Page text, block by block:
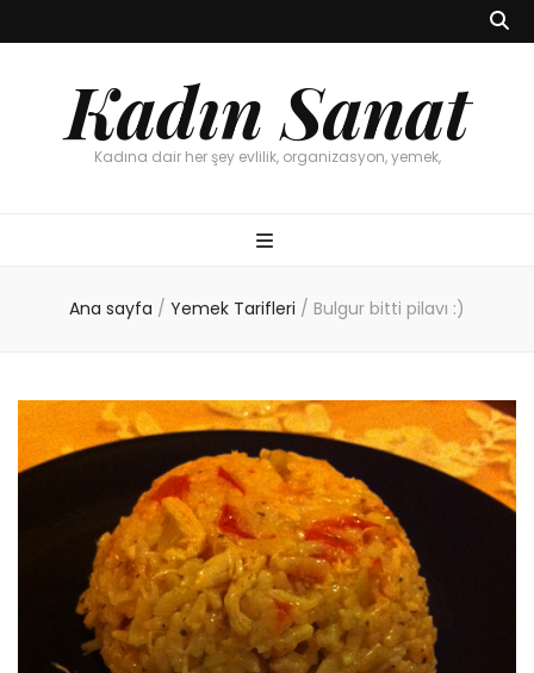
Kadın Sanat
Kadına dair her şey evlilik, organizasyon, yemek,
Ana sayfa / Yemek Tarifleri / Bulgur bitti pilavı :)